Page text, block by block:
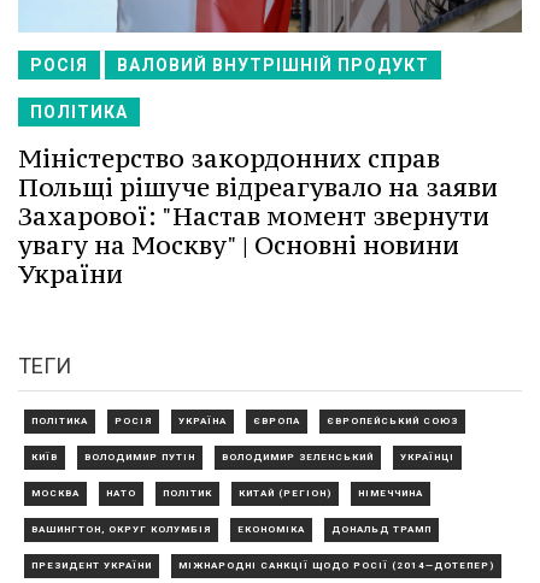
РОСІЯ ВАЛОВИЙ ВНУТРІШНІЙ ПРОДУКТ
ПОЛІТИКА
Міністерство закордонних справ
Польщі рішуче відреагувало на заяви
Захарової: "Настав момент звернути
увагу на Москву" | Основні новини
України
ТЕГИ
ПОЛІТИКА РОСІЯ УКРАЇНА ЄВРОПА ЄВРОПЕЙСЬКИЙ СОЮЗ
КИЇВ ВОЛОДИМИР ПУТІН ВОЛОДИМИР ЗЕЛЕНСЬКИЙ УКРАЇНЦІ
МОСКВА НАТО ПОЛІТИК КИТАЙ (РЕГІОН) НІМЕЧЧИНА
ВАШИНГТОН, ОКРУГ КОЛУМБІЯ ЕКОНОМІКА ДОНАЛЬД ТРАМП
ПРЕЗИДЕНТ УКРАЇНИ МІЖНАРОДНІ САНКЦІЇ ЩОДО РОСІЇ (2014—ДОТЕПЕР)